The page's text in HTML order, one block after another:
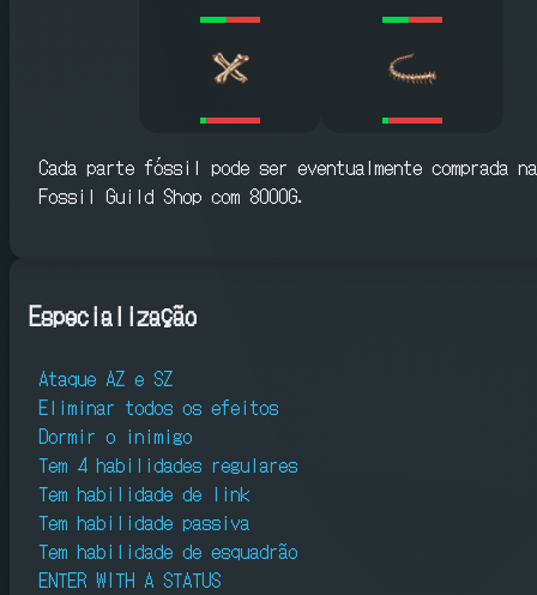
Cada parte fóssil pode ser eventualmente comprada na
Fossil Guild Shop com 8000G.
Especialização
Ataque AZ e SZ
Eliminar todos os efeitos
Dormir o inimigo
Tem 4 habilidades regulares
Tem habilidade de link
Tem habilidade passiva
Tem habilidade de esquadrão
ENTER WITH A STATUS